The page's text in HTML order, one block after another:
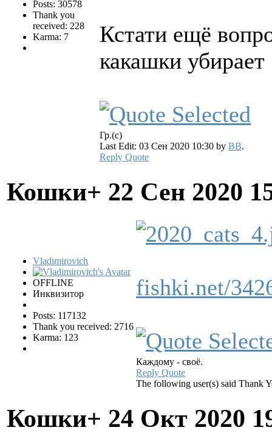
Posts: 30578
Thank you
received: 228
Karma: 7
Кстати ещё
какашки убирает
Гр.(с)
Last Edit: 03 Сен 2020 10:30 by BB.
Reply Quote
Кошки+ 22 Сен 2020
Vladimirovich
OFFLINE
Инквизитор
Posts: 117132
Thank you received: 2716
Karma: 123
fishki.net/
Каждому - своё.
Reply Quote
The following user(s) said Thank
Кошки+ 24 Окт 2020